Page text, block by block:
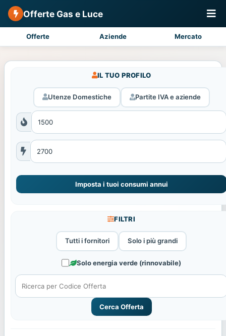
Offerte Gas e Luce
Offerte Aziende Mercato
IL TUO PROFILO
Utenze Domestiche Partite IVA e aziende
Imposta i tuoi consumi annui
FILTRI
Tutti i fornitori Solo i più grandi
Solo energia verde (rinnovabile)
Cerca Offerta